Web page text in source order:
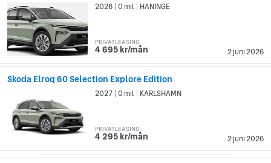
2 juni 2026
2026 0 mil HANINGE
PRIVATLEASING
4 695 kr/mån
Skoda Elroq 60 Selection Explore Edition
2 juni 2026
2027 0 mil KARLSHAMN
PRIVATLEASING
4 295 kr/mån